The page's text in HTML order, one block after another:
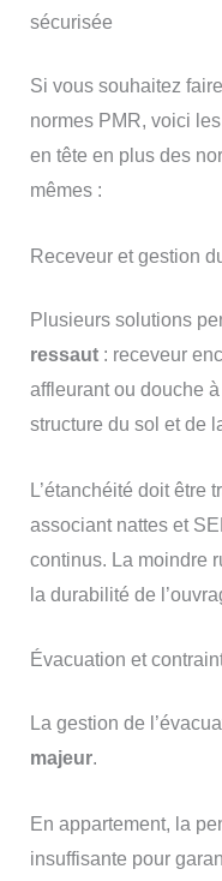
sécurisée
Si vous souhaitez
normes PMR, voici
en tête en plus des
mêmes :
Receveur et gestion
Plusieurs solutions
ressaut: receveur
affleurant ou douche
structure du sol et de
L’étanchéité doit être
associant nattes et
continus. La moindre
la durabilité de
Évacuation et
La gestion de
majeur.
En appartement, la
insuffisante pour